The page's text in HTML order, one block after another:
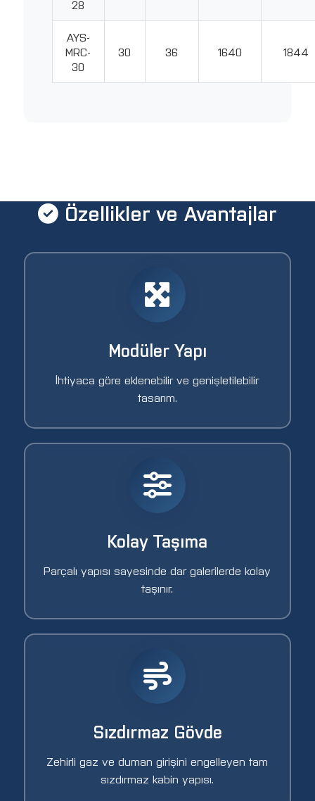
28
AYS-
MRC-
30
30 36 1640 1844
Özellikler ve Avantajlar
Modüler Yapı
İhtiyaca göre eklenebilir ve genişletilebilir
tasarım.
Kolay Taşıma
Parçalı yapısı sayesinde dar galerilerde kolay
taşınır.
Sızdırmaz Gövde
Zehirli gaz ve duman girişini engelleyen tam
sızdırmaz kabin yapısı.